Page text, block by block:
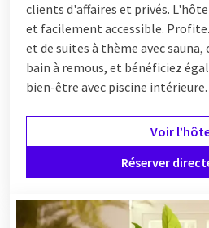
clients d'affaires et privés.
et facilement accessible.
et de suites à thème avec sauna,
bain à remous, et bénéficiez
bien-être avec piscine intérieure.
Voir
Réserver